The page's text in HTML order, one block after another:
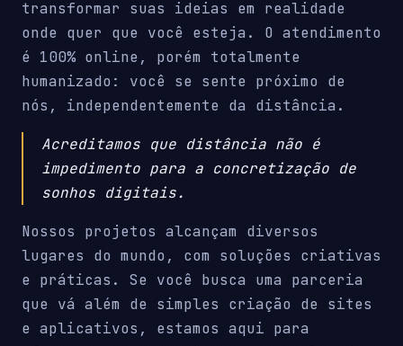
transformar suas ideias em realidade
onde quer que você esteja. O atendimento
é 100% online, porém totalmente
humanizado: você se sente próximo de
nós, independentemente da distância.
Acreditamos que distância não é
impedimento para a concretização de
sonhos digitais.
Nossos projetos alcançam diversos
lugares do mundo, com soluções criativas
e práticas. Se você busca uma parceria
que vá além de simples criação de sites
e aplicativos, estamos aqui para